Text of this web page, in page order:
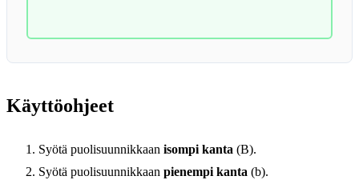
Käyttöohjeet
Syötä puolisuunnikkaan isompi kanta (B).
Syötä puolisuunnikkaan pienempi kanta (b).